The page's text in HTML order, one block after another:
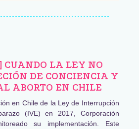
CUANDO LA LEY NO
DE CONCIENCIA Y
ABORTO EN CHILE
en Chile de la Ley de Interrupción
(IVE) en 2017, Corporación
su implementación. Este